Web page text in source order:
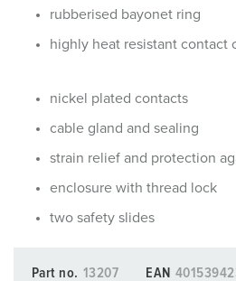
rubberised bayonet ring
highly heat resistant contact
nickel plated contacts
cable gland and sealing
strain relief and protection
enclosure with thread lock
two safety slides
Part no. 13207 EAN